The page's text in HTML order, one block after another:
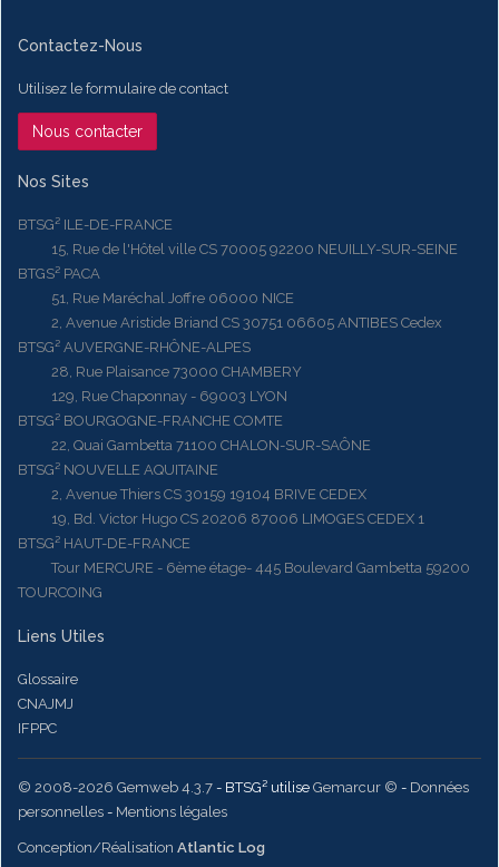
Contactez-Nous
Utilisez le formulaire de contact
Nous contacter
Nos Sites
BTSG² ILE-DE-FRANCE
15, Rue de l'Hôtel ville CS 70005 92200 NEUILLY-SUR-SEINE
BTGS² PACA
51, Rue Maréchal Joffre 06000 NICE
2, Avenue Aristide Briand CS 30751 06605 ANTIBES Cedex
BTSG² AUVERGNE-RHÔNE-ALPES
28, Rue Plaisance 73000 CHAMBERY
129, Rue Chaponnay - 69003 LYON
BTSG² BOURGOGNE-FRANCHE COMTE
22, Quai Gambetta 71100 CHALON-SUR-SAÔNE
BTSG² NOUVELLE AQUITAINE
2, Avenue Thiers CS 30159 19104 BRIVE CEDEX
19, Bd. Victor Hugo CS 20206 87006 LIMOGES CEDEX 1
BTSG² HAUT-DE-FRANCE
Tour MERCURE - 6ème étage- 445 Boulevard Gambetta 59200
TOURCOING
Liens Utiles
Glossaire
CNAJMJ
IFPPC
© 2008-2026 Gemweb 4.3.7 - BTSG² utilise Gemarcur © - Données
personnelles - Mentions légales
Conception/Réalisation Atlantic Log